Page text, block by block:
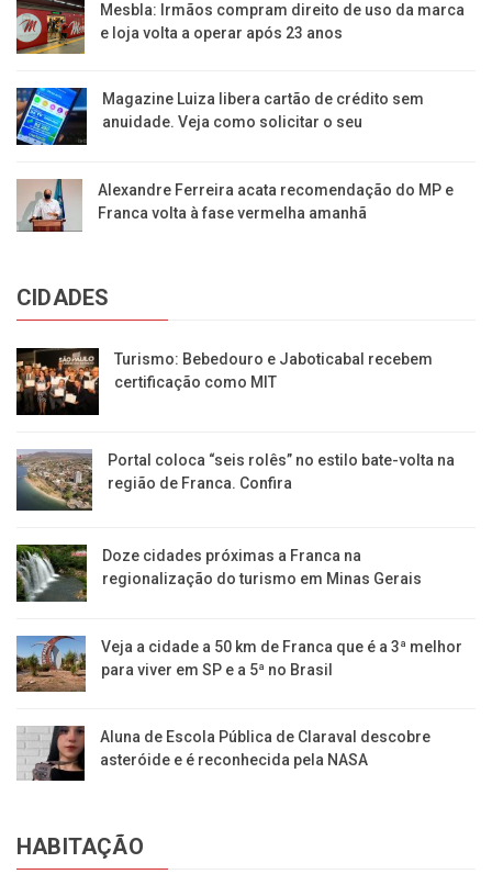
Mesbla: Irmãos compram direito de uso da marca
e loja volta a operar após 23 anos
Magazine Luiza libera cartão de crédito sem
anuidade. Veja como solicitar o seu
Alexandre Ferreira acata recomendação do MP e
Franca volta à fase vermelha amanhã
CIDADES
Turismo: Bebedouro e Jaboticabal recebem
certificação como MIT
Portal coloca “seis rolês” no estilo bate-volta na
região de Franca. Confira
​Doze cidades próximas a Franca na
regionalização do turismo em Minas Gerais
Veja a cidade a 50 km de Franca que é a 3ª melhor
para viver em SP e a 5ª no Brasil
Aluna de Escola Pública de Claraval descobre
asteróide e é reconhecida pela NASA
HABITAÇÃO